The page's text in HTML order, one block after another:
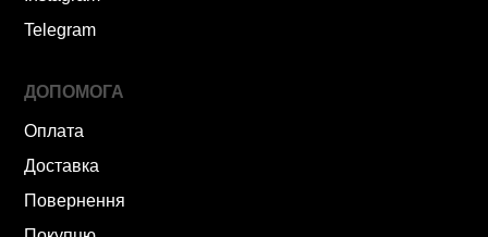
Telegram
ДОПОМОГА
Оплата
Доставка
Повернення